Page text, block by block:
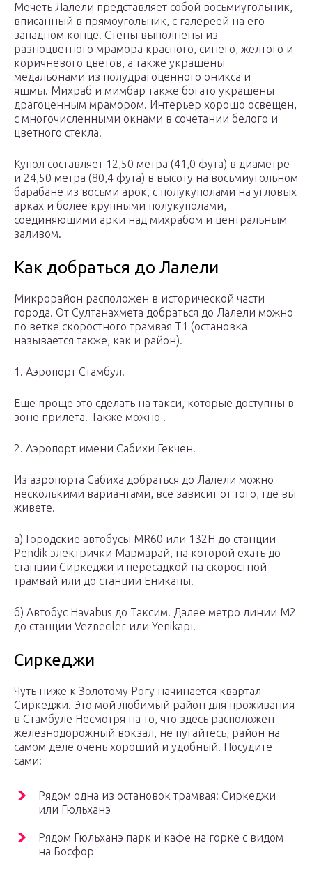
Мечеть Лалели представляет собой восьмиугольник,
вписанный в прямоугольник, с галереей на его
западном конце. Стены выполнены из
разноцветного мрамора красного, синего, желтого и
коричневого цветов, а также украшены
медальонами из полудрагоценного оникса и
яшмы. Михраб и мимбар также богато украшены
драгоценным мрамором. Интерьер хорошо освещен,
с многочисленными окнами в сочетании белого и
цветного стекла.
Купол составляет 12,50 метра (41,0 фута) в диаметре
и 24,50 метра (80,4 фута) в высоту на восьмиугольном
барабане из восьми арок, с полукуполами на угловых
арках и более крупными полукуполами,
соединяющими арки над михрабом и центральным
заливом.
Как добраться до Лалели
Микрорайон расположен в исторической части
города. От Султанахмета добраться до Лалели можно
по ветке скоростного трамвая Т1 (остановка
называется также, как и район).
1. Аэропорт Стамбул.
Еще проще это сделать на такси, которые доступны в
зоне прилета. Также можно .
2. Аэропорт имени Сабихи Гекчен.
Из аэропорта Сабиха добраться до Лалели можно
несколькими вариантами, все зависит от того, где вы
живете.
а) Городские автобусы MR60 или 132H до станции
Pendik электрички Мармарай, на которой ехать до
станции Сиркеджи и пересадкой на скоростной
трамвай или до станции Еникапы.
б) Автобус Havabus до Таксим. Далее метро линии M2
до станции Vezneciler или Yenikapı.
Сиркеджи
Чуть ниже к Золотому Рогу начинается квартал
Сиркеджи. Это мой любимый район для проживания
в Стамбуле Несмотря на то, что здесь расположен
железнодорожный вокзал, не пугайтесь, район на
самом деле очень хороший и удобный. Посудите
сами:
Рядом одна из остановок трамвая: Сиркеджи
или Гюльханэ
Рядом Гюльханэ парк и кафе на горке с видом
на Босфор